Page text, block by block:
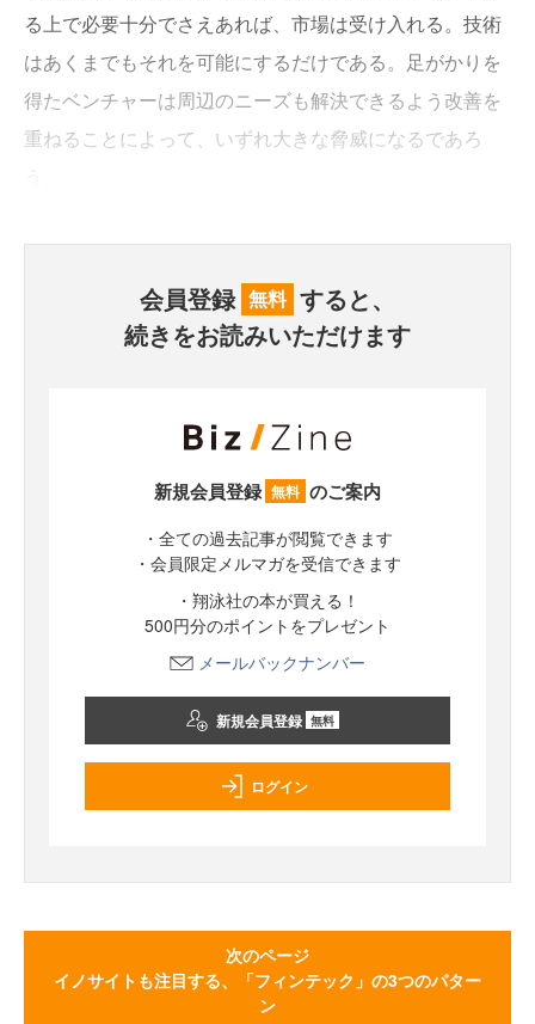
る上で必要十分でさえあれば、市場は受け入れる。技術
はあくまでもそれを可能にするだけである。足がかりを
得たベンチャーは周辺のニーズも解決できるよう改善を
重ねることによって、いずれ大きな脅威になるであろ
会員登録 無料 すると、
続きをお読みいただけます
新規会員登録 無料 のご案内
・全ての過去記事が閲覧できます
・会員限定メルマガを受信できます
・翔泳社の本が買える！
500円分のポイントをプレゼント
メールバックナンバー
新規会員登録 無料
ログイン
次のページ
イノサイトも注目する、「フィンテック」の3つのパター
ン